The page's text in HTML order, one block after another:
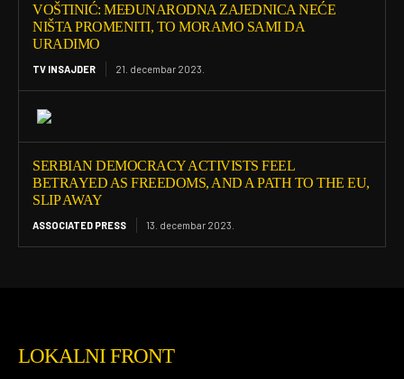
VOŠTINIĆ: MEĐUNARODNA ZAJEDNICA NEĆE
NIŠTA PROMENITI, TO MORAMO SAMI DA
URADIMO
TV INSAJDER 21. decembar 2023.
SERBIAN DEMOCRACY ACTIVISTS FEEL
BETRAYED AS FREEDOMS, AND A PATH TO THE EU,
SLIP AWAY
ASSOCIATED PRESS 13. decembar 2023.
LOKALNI FRONT